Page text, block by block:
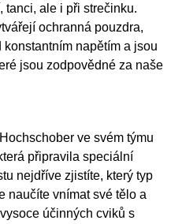
tanci, ale i při strečinku.
ochranná pouzdra,
napětím a jsou
jsou zodpovědné za naše
ve svém týmu
připravila speciální
nejdříve zjistíte, který typ
naučíte vnímat své tělo a
účinných cviků s